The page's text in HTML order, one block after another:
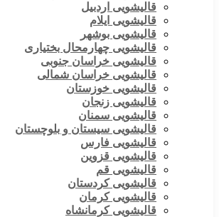
قالیشویی اردبیل
قالیشویی ایلام
قالیشویی بوشهر
قالیشویی چهارمحال بختیاری
قالیشویی خراسان جنوبی
قالیشویی خراسان شمالی
قالیشویی خوزستان
قالیشویی زنجان
قالیشویی سمنان
قالیشویی سیستان و بلوچستان
قالیشویی فارس
قالیشویی قزوین
قالیشویی قم
قالیشویی کردستان
قالیشویی کرمان
قالیشویی کرمانشاه